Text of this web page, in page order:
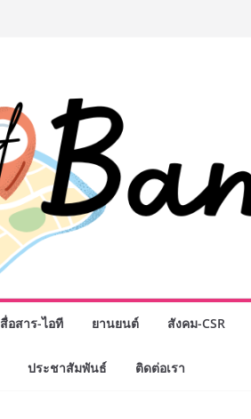
สื่อสาร-ไอที ยานยนต์ สังคม-CSR
ประชาสัมพันธ์ ติดต่อเรา